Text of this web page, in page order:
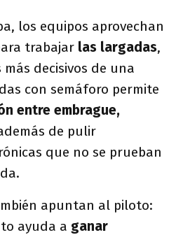
los equipos aprovechan
trabajar las largadas,
decisivos de una
con semáforo permite
entre embrague,
de pulir
que no se prueban
apuntan al piloto:
ayuda a ganar